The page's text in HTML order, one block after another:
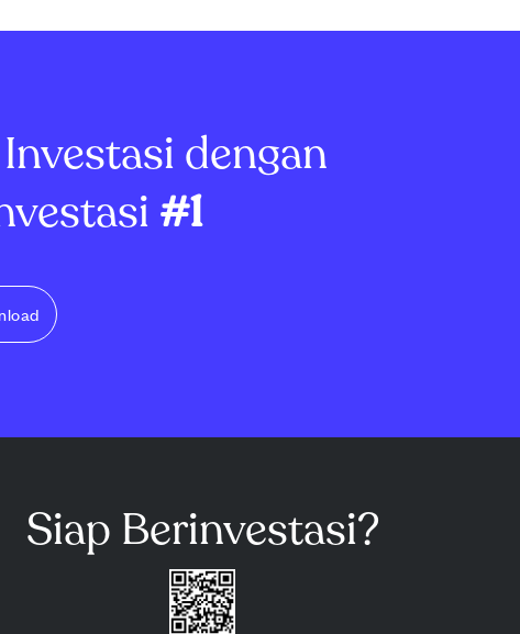
rugi, laba
rendah 6,33 dan P/S 0,35,
dengan
#1
Siap Berinvestasi?